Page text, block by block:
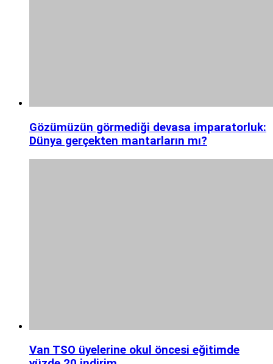
Gözümüzün görmediği devasa imparatorluk:
Dünya gerçekten mantarların mı?
Van TSO üyelerine okul öncesi eğitimde